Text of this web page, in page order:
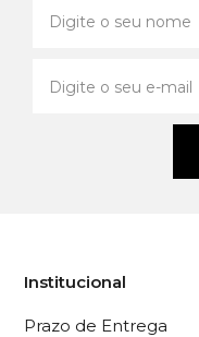
Institucional
Prazo de Entrega